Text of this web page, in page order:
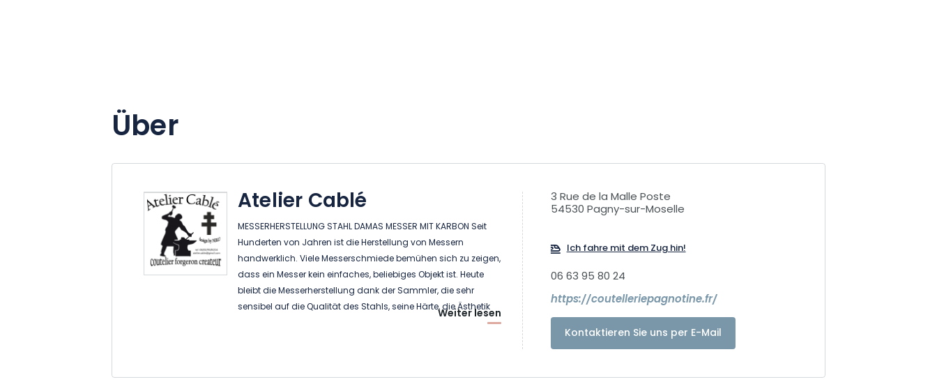
Über
Atelier Cablé
MESSERHERSTELLUNG STAHL DAMAS MESSER MIT KARBON Seit
Hunderten von Jahren ist die Herstellung von Messern
handwerklich. Viele Messerschmiede bemühen sich zu zeigen,
dass ein Messer kein einfaches, beliebiges Objekt ist. Heute
bleibt die Messerherstellung dank der Sammler, die sehr
sensibel auf die Qualität des Stahls, seine Härte, die Ästhetik
Weiter lesen
3 Rue de la Malle Poste
54530 Pagny-sur-Moselle
Ich fahre mit dem Zug hin!
06 63 95 80 24
https://coutelleriepagnotine.fr/
Kontaktieren Sie uns per E-Mail